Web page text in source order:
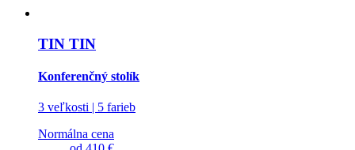
TIN TIN
Konferenčný stolík
3 veľkosti | 5 farieb
Normálna cena